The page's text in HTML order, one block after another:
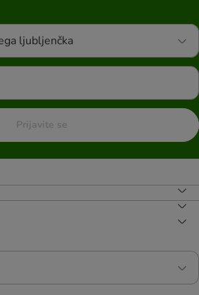
ljubljenčka
Prijavite se